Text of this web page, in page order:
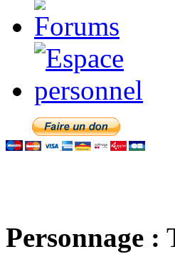
Personnage :